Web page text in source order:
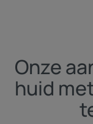
Onze
huid